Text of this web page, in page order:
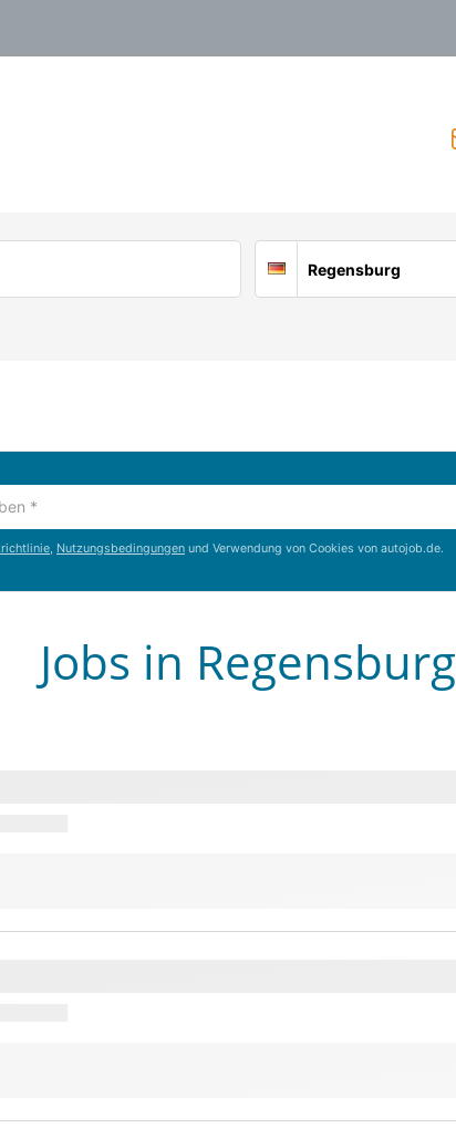
Deutschland
, Nutzungsbedingungen und Verwendung von Cookies von autojob.de.
Jobs in Regensburg